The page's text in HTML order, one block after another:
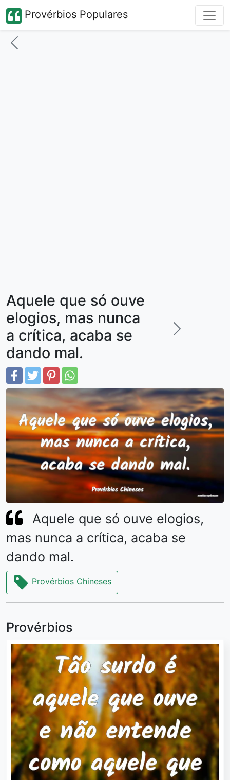
Provérbios Populares
Aquele que só ouve
elogios, mas nunca
a crítica, acaba se
dando mal.
Aquele que só ouve elogios,
mas nunca a crítica, acaba se
dando mal.
Provérbios Chineses
Provérbios